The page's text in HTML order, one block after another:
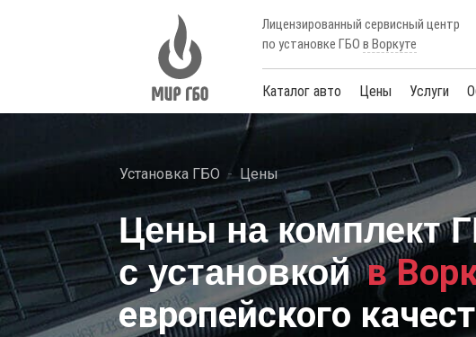
Лицензированный сервисный центр
по установке ГБО в Воркуте
Каталог авто Цены Услуги
Установка ГБО Цены
Цены на комплект
с установкой в
европейского